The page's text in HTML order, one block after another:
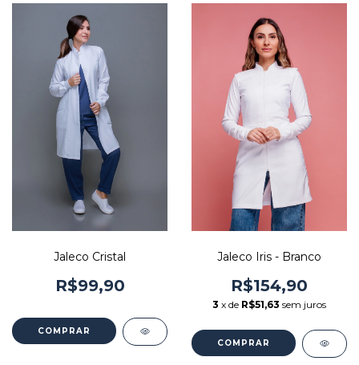
Jaleco Cristal
R$99,90
COMPRAR
Jaleco Iris - Branco
R$154,90
3 x de R$51,63 sem juros
COMPRAR